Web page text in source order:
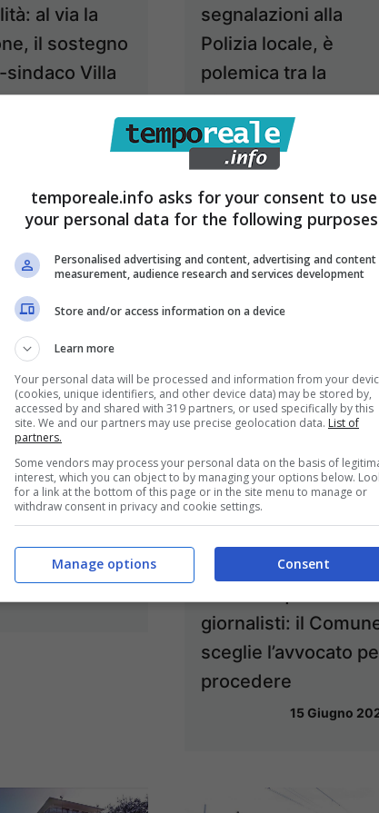
al via la
il sostegno
sindaco Villa
segnalazioni alla
Polizia locale, è
polemica tra la
dirigente Sciarra e la
consigliera Villa
/ Consiglio
crepe in
sul Pef
sospeso
Urbani
Formia / Morte
giornalisti: il
sceglie l’avvocato
procedere
15 Giugno
temporeale.info asks for your consent to use
your personal data for the following
Personalised advertising and content, advertising and content
measurement, audience research and services development
Store and/or access information on a device
Learn more
Your personal data will be processed and information from your
(cookies, unique identifiers, and other device data) may be stored by,
accessed by and shared with 319 partners, or used specifically by this
site. We and our partners may use precise geolocation data. List of
partners.
Some vendors may process your personal data on the basis of
interest, which you can object to by managing your options below.
for a link at the bottom of this page or in the site menu to manage or
withdraw consent in privacy and cookie settings.
Consent
Manage options